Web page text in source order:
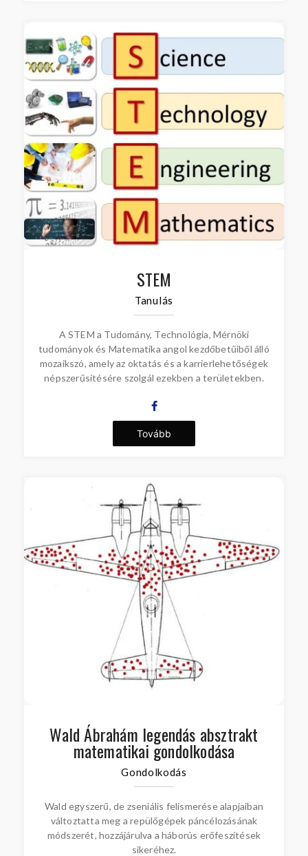
STEM
Tanulás
A STEM a Tudomány, Technológia, Mérnöki
tudományok és Matematika angol kezdőbetűiből álló
mozaikszó, amely az oktatás és a karrierlehetőségek
népszerűsítésére szolgál ezekben a területekben.
Tovább
Wald Ábrahám legendás absztrakt
matematikai gondolkodása
Gondolkodás
Wald egyszerű, de zseniális felismerése alapjaiban
változtatta meg a repülőgépek páncélozásának
módszerét, hozzájárulva a háborús erőfeszítések
sikeréhez.